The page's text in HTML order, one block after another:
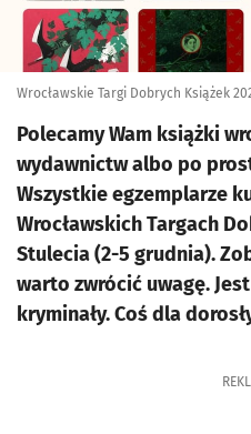
Wrocławskie Targi Dobrych Książek
Polecamy Wam książki
wydawnictw albo po
Wszystkie egzemplarze
Wrocławskich Targach
Stulecia (2-5 grudnia).
warto zwrócić uwagę.
kryminały. Coś dla